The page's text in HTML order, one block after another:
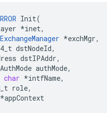
Init(
*inet,
*exchMgr,
dstNodeId,
dstIPAddr,
authMode,
char *intfName,
role,
*appContext